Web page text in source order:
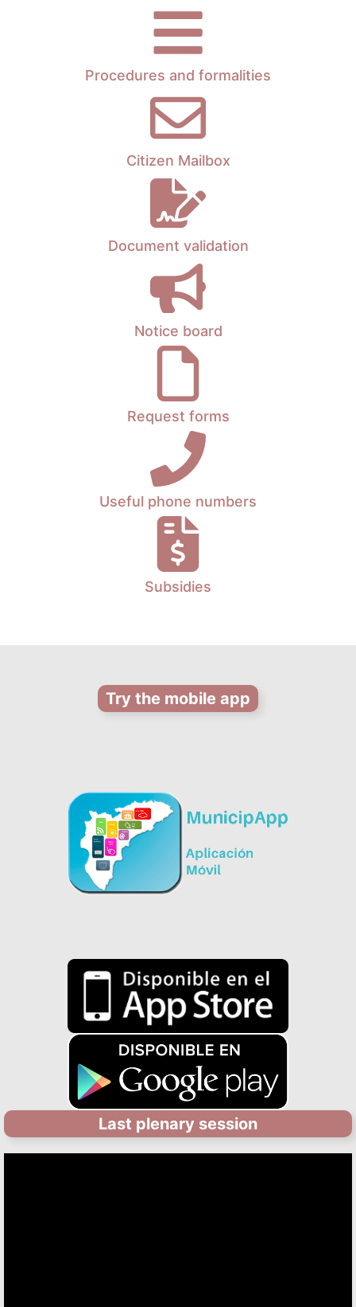
Procedures and formalities
Citizen Mailbox
Document validation
Notice board
Request forms
Useful phone numbers
Subsidies
Try the mobile app
Last plenary session